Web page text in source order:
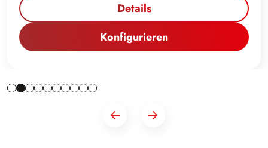
Details
Konfigurieren